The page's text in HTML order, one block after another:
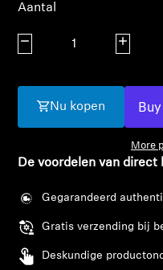
Soundbars
AMBEO soundbars en Subs
Ontdek AMBEO
AMBEO-onderdelen en
Ontdekken
Over ons
Aantal
Aantal verlagen Aantal
Nu kopen
More
De voordelen van direct
Gegarandeerd
Gratis verzending bij
Deskundige